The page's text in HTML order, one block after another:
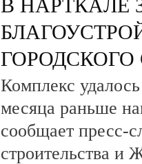
В НАРТКАЛЕ
ГОРОДСКОГО
Комплекс
месяца раньше
сообщает пресс-
строительства